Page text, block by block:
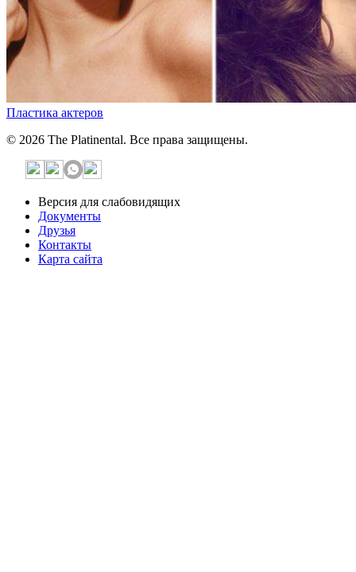
Пластика актеров
© 2026 The Platinental. Все права защищены.
Версия для слабовидящих
Документы
Друзья
Контакты
Карта сайта